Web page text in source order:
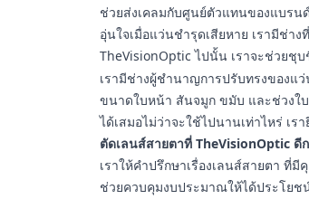
ช่วยส่งเคลมกับศูนย์ตัวแทนของแบรน
อุ่นใจเมื่อแว่นชำรุดเสียหาย เรามีช่
TheVisionOptic ไปนั้น เราจะช่วยชุ
เรามีช่างผู้ชำนาญการปรับทรงของแ
ขนาดใบหน้า สันจมูก ขมับ และช่วงใ
ได้เสมอไม่ว่าจะใช้ไปนานเท่าไหร่ เร
ตัดเลนส์สายตาที่ TheVisionOptic ดี
เราให้คำปรึกษาเรื่องเลนส์สายตา
ช่วยควบคุมงบประมาณให้ได้ประโยช